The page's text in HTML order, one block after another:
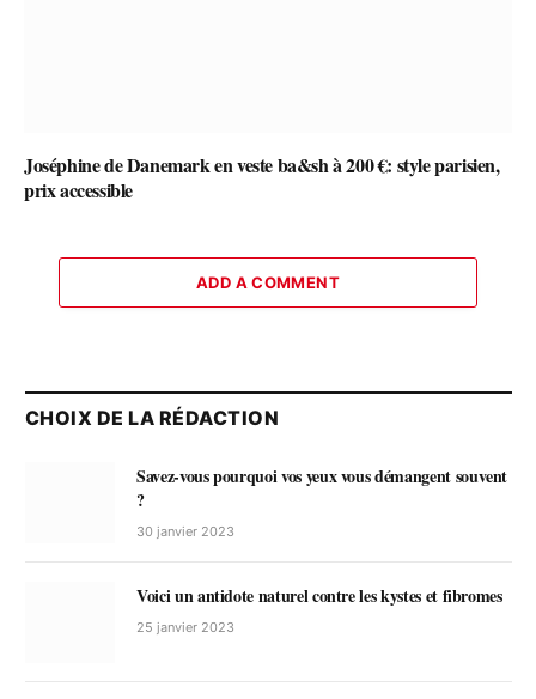
Joséphine de Danemark en veste ba&sh à 200 €: style parisien,
prix accessible
ADD A COMMENT
CHOIX DE LA RÉDACTION
Savez-vous pourquoi vos yeux vous démangent souvent
?
30 janvier 2023
Voici un antidote naturel contre les kystes et fibromes
25 janvier 2023